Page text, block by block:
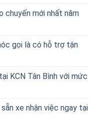
chuyến mới nhất năm
gọi là có hỗ trợ tận
KCN Tân Bình với mức
xe nhận việc ngay tại